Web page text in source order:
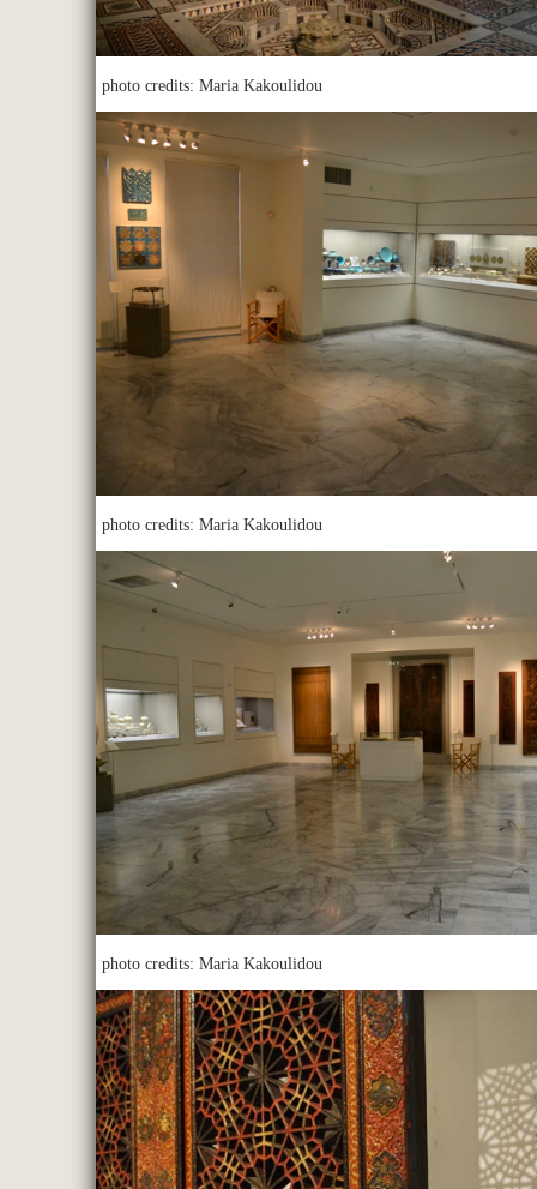
photo credits: Maria Kakoulidou
photo credits: Maria Kakoulidou
photo credits: Maria Kakoulidou